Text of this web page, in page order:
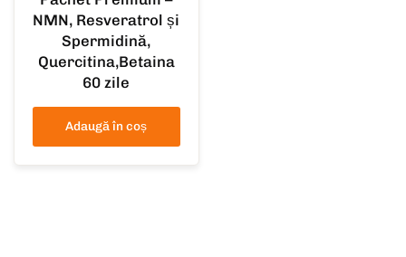
NMN, Resveratrol și
Spermidină,
Quercitina,Betaina
60 zile
Adaugă în coș